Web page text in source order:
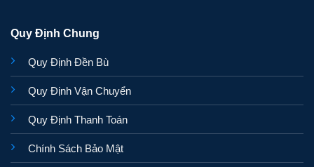
Quy Định Chung
Quy Định Đền Bù
Quy Định Vận Chuyển
Quy Định Thanh Toán
Chính Sách Bảo Mật